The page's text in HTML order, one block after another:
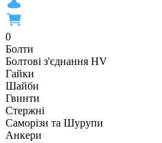
0
Болти
Болтові з'єднання HV
Гайки
Шайби
Гвинти
Стержні
Саморізи та Шурупи
Анкери